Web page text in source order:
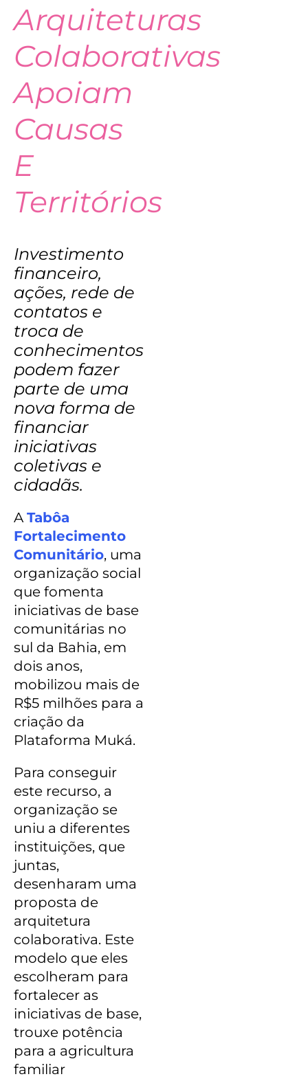
Arquiteturas
Colaborativas
Apoiam
Causas
E
Territórios
Investimento
financeiro,
ações, rede de
contatos e
troca de
conhecimentos
podem fazer
parte de uma
nova forma de
financiar
iniciativas
coletivas e
cidadãs.
A Tabôa
Fortalecimento
Comunitário, uma
organização social
que fomenta
iniciativas de base
comunitárias no
sul da Bahia, em
dois anos,
mobilizou mais de
R$5 milhões para a
criação da
Plataforma Muká.
Para conseguir
este recurso, a
organização se
uniu a diferentes
instituições, que
juntas,
desenharam uma
proposta de
arquitetura
colaborativa. Este
modelo que eles
escolheram para
fortalecer as
iniciativas de base,
trouxe potência
para a agricultura
familiar